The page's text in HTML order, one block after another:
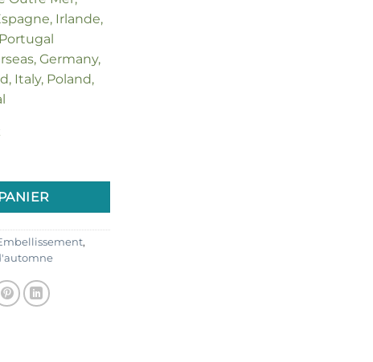
Irlande,
Germany,
Italy, Poland,
Fruits d'automne "Déco 3"
,